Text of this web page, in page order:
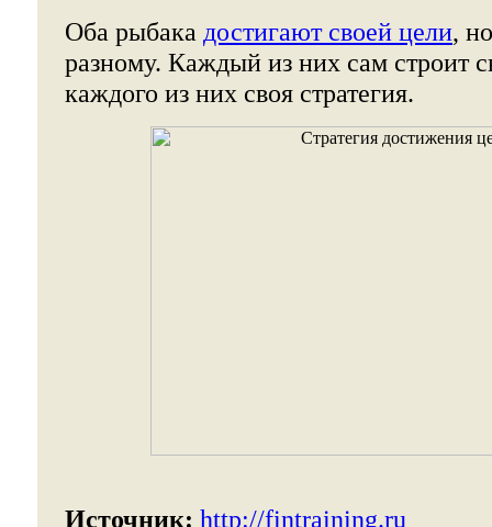
Оба рыбака достигают своей цели,
разному. Каждый из них сам строит
каждого из них своя стратегия.
Источник: http://fintraining.ru